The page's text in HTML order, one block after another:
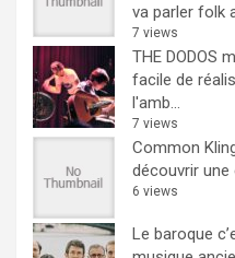
va parler folk
7 views
THE DODOS
facile de
l'amb...
7 views
Common
découvrir une
6 views
Le baroque